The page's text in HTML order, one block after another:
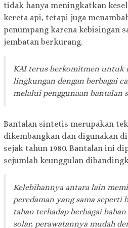
tidak hanya meningkatkan
kereta api, tetapi juga
penumpang karena kebisingan
jembatan berkurang.
KAI terus berkomitmen untuk
lingkungan dengan berbagai
melalui penggunaan bantalan
Bantalan sintetis merupakan
dikembangkan dan digunakan
sejak tahun 1980. Bantalan ini
sejumlah keunggulan
Kelebihannya antara lain
peredaman yang sama seperti
tahan terhadap berbagai
solar, perawatannya mudah